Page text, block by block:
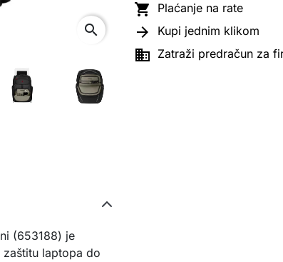
search
 Plaćanje na rate
 Kupi jednim klikom
 Zatraži predračun za
(653188) je
laptopa do